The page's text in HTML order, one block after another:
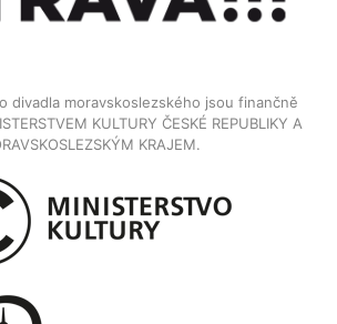
divadla moravskoslezského jsou finančně
KULTURY ČESKÉ REPUBLIKY A
KRAJEM.